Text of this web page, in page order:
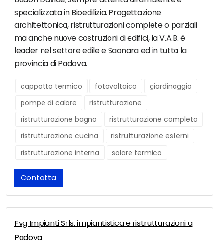
specializzata in Bioedilizia. Progettazione
architettonica, ristrutturazioni complete o parziali
ma anche nuove costruzioni di edifici, la V.A.B. è
leader nel settore edile e Saonara ed in tutta la
provincia di Padova.
cappotto termico fotovoltaico
giardinaggio
pompe di calore
ristrutturazione
ristrutturazione bagno
ristrutturazione completa
ristrutturazione cucina
ristrutturazione esterni
ristrutturazione interna
solare termico
Contatta
Fvg Impianti Srls: impiantistica e ristrutturazioni a
Padova